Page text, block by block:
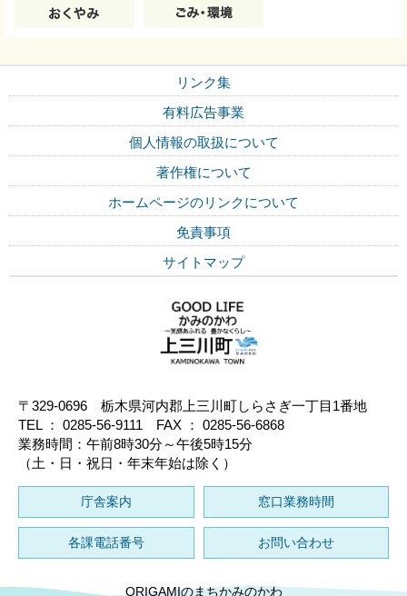
リンク集
有料広告事業
個人情報の取扱について
著作権について
ホームページのリンクについて
免責事項
サイトマップ
〒329-0696 栃木県河内郡上三川町しらさぎ一丁目1番地
TEL ： 0285-56-9111 FAX ： 0285-56-6868
業務時間：午前8時30分～午後5時15分
（土・日・祝日・年末年始は除く）
庁舎案内 窓口業務時間
各課電話番号 お問い合わせ
ORIGAMIのまちかみのかわ